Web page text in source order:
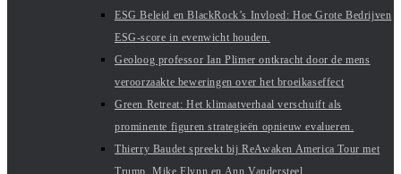
ESG Beleid en BlackRock’s Invloed: Hoe Grote Bedrijven
ESG-score in evenwicht houden.
Geoloog professor Ian Plimer ontkracht door de mens
veroorzaakte beweringen over het broeikaseffect
Green Retreat: Het klimaatverhaal verschuift als
prominente figuren strategieën opnieuw evalueren.
Thierry Baudet spreekt bij ReAwaken America Tour met
Trump, Mike Flynn en Ann Vandersteel.